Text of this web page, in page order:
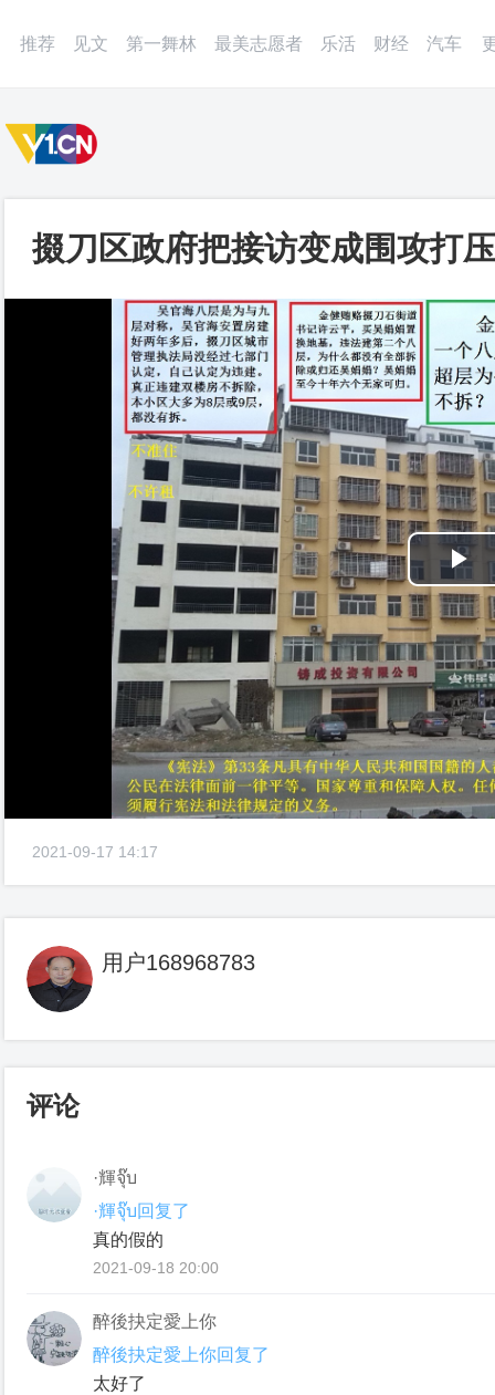
推荐 见文 第一舞林 最美志愿者 乐活 财经 汽车
掇刀区政府把接访变成围攻打
2021-09-17 14:17
用户168968783
评论
·輝จุ๊บ
·輝จุ๊บ回复了
真的假的
2021-09-18 20:00
醉後抉定愛上你
醉後抉定愛上你回复了
太好了